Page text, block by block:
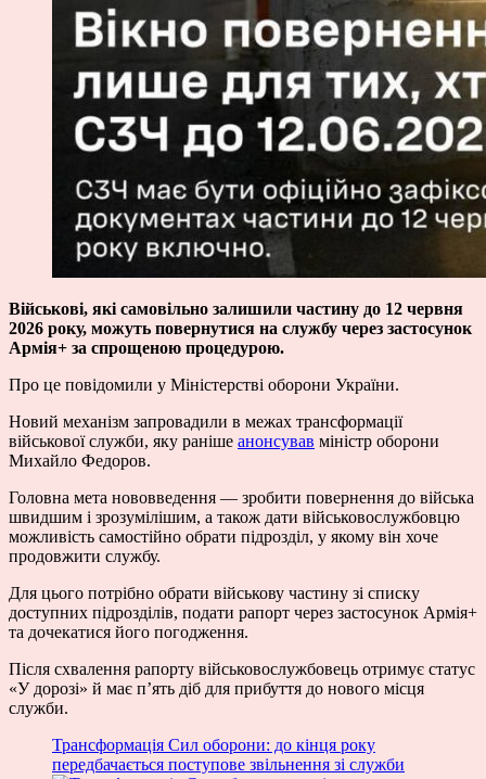
Військові, які самовільно залишили частину до 12 червня
2026 року, можуть повернутися на службу через застосунок
Армія+ за спрощеною процедурою.
Про це повідомили у Міністерстві оборони України.
Новий механізм запровадили в межах трансформації
військової служби, яку раніше анонсував міністр оборони
Михайло Федоров.
Головна мета нововведення — зробити повернення до війська
швидшим і зрозумілішим, а також дати військовослужбовцю
можливість самостійно обрати підрозділ, у якому він хоче
продовжити службу.
Для цього потрібно обрати військову частину зі списку
доступних підрозділів, подати рапорт через застосунок Армія+
та дочекатися його погодження.
Після схвалення рапорту військовослужбовець отримує статус
«У дорозі» й має п’ять діб для прибуття до нового місця
служби.
Трансформація Сил оборони: до кінця року
передбачається поступове звільнення зі служби